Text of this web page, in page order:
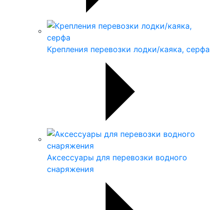
Крепления перевозки лодки/каяка, серфа
Аксессуары для перевозки водного
снаряжения